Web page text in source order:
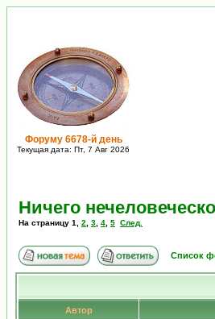
Форуму 6678-й день
Текущая дата: Пт, 7 Авг 2026
Ничего
На страницу 1 2 3 4 5 След.
Список
Автор